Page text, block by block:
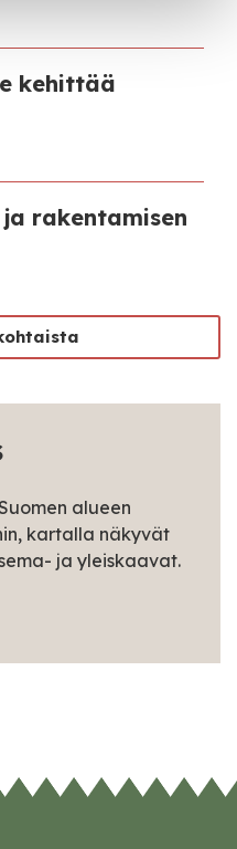
kehittää
rakentamisen
alueen
kartalla näkyvät
ja yleiskaavat.